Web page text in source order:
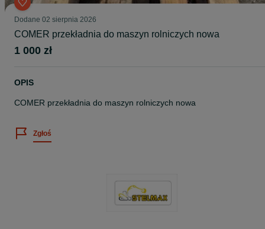
Dodane 02 sierpnia 2026
COMER przekładnia do maszyn rolniczych nowa
1 000 zł
OPIS
COMER przekładnia do maszyn rolniczych nowa
Zgłoś